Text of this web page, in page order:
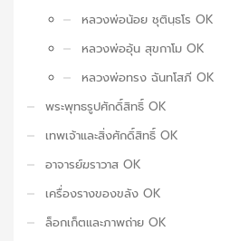
หลวงพ่อน้อย ชุตินฺธโร OK
หลวงพ่ออุ้น สุขกาโม OK
หลวงพ่อทรง ฉันทโสภี OK
พระพุทธรูปศักดิ์สิทธิ์ OK
เทพเจ้าและสิ่งศักดิ์สิทธิ์ OK
อาจารย์ฆราวาส OK
เครื่องรางของขลัง OK
ล็อกเก็ตและภาพถ่าย OK